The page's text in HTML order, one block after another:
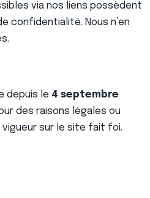
via nos liens possèdent
confidentialité. Nous n’en
depuis le 4 septembre
des raisons légales ou
vigueur sur le site fait foi.